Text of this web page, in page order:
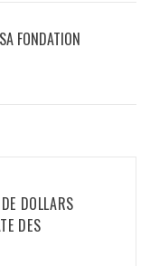
FONDATION
DOLLARS
DES